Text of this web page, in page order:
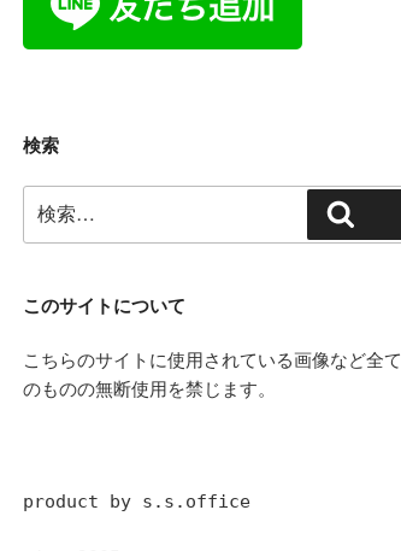
検索
索:
このサイトについて
こちらのサイトに使用されている画像など全て
のものの無断使用を禁じます。
product by s.s.office